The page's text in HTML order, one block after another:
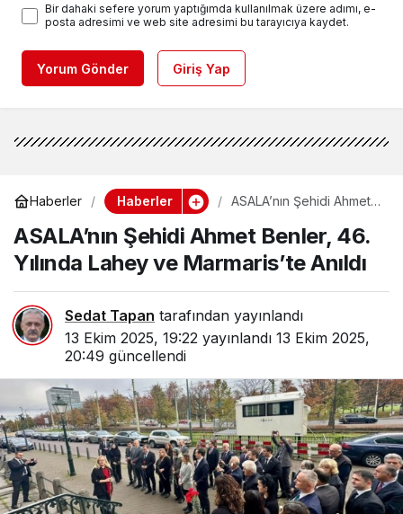
Bir dahaki sefere yorum yaptığımda kullanılmak üzere adımı, e-
posta adresimi ve web site adresimi bu tarayıcıya kaydet.
Yorum Gönder Giriş Yap
Haberler Haberler
ASALA’nın Şehidi Ahmet
ve Marmaris’te Anıldı
ASALA’nın Şehidi Ahmet Benler, 46.
Yılında Lahey ve Marmaris’te Anıldı
Sedat Tapan tarafından yayınlandı
13 Ekim 2025, 19:22 yayınlandı 13 Ekim 2025,
20:49 güncellendi